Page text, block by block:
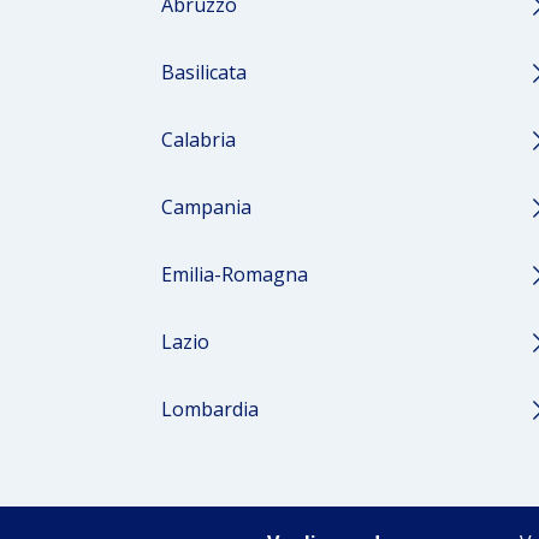
Chieti
Basilicata
Potenza
Calabria
Cosenza
Campania
Benevento
Emilia-Romagna
Ferrara
Lazio
Latina
Lombardia